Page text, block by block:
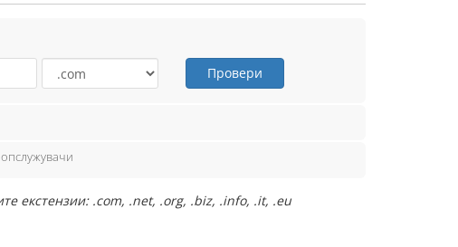
Провери
екстензии: .com, .net, .org, .biz, .info, .it, .eu